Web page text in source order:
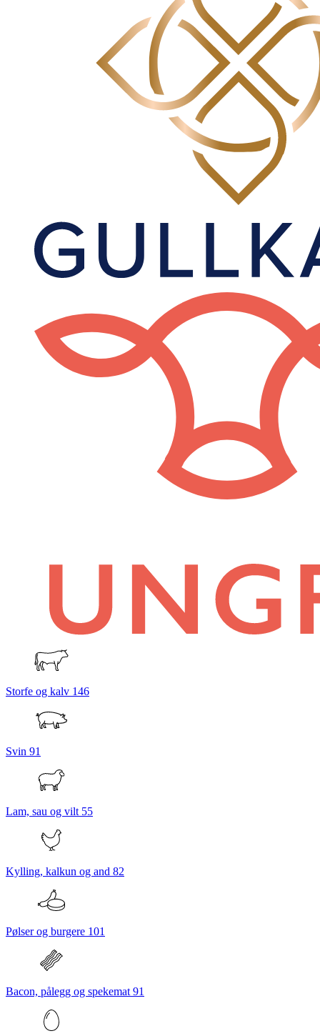
Storfe og kalv 146
Svin 91
Lam, sau og vilt 55
Kylling, kalkun og and 82
Pølser og burgere 101
Bacon, pålegg og spekemat 91